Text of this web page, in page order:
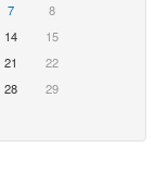
7
8
14
15
21
22
28
29